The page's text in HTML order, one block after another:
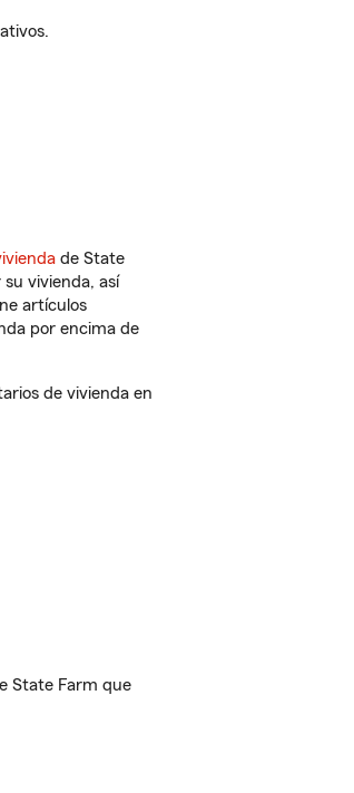
de State
vivienda, así
artículos
por encima de
de vivienda en
State Farm que